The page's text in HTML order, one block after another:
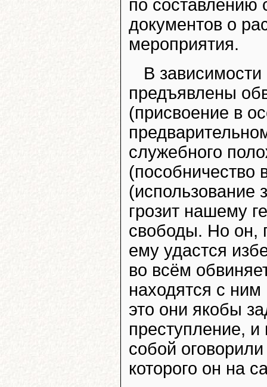
по составлению
документов о
мероприятия.
В
предъявлены
(присвоение в
служебного
(пособничество
(использование
грозит нашему
свободы. Но он,
ему удастся
во всём
находятся с
это они якобы
преступление,
собой
которого он на